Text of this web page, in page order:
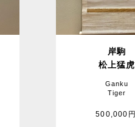
岸駒
松上猛虎
Ganku
Tiger
500,000円